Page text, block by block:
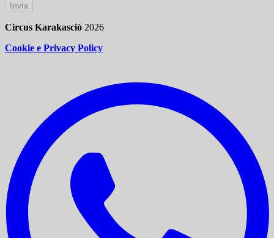
Invia
Circus Karakasciò 2026
Cookie e Privacy Policy